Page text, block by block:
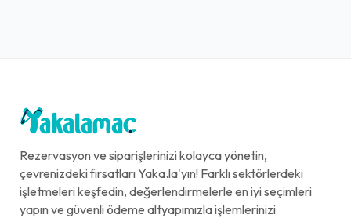
Rezervasyon ve siparişlerinizi kolayca yönetin,
çevrenizdeki fırsatları Yaka.la'yın! Farklı sektörlerdeki
işletmeleri keşfedin, değerlendirmelerle en iyi seçimleri
yapın ve güvenli ödeme altyapımızla işlemlerinizi